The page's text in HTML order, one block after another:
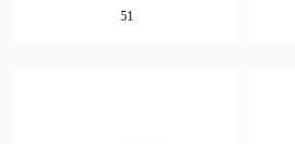
51